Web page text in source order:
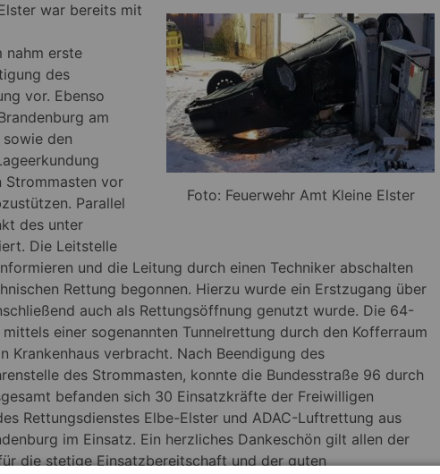
Foto: Feuerwehr Amt Kleine Elster
war bereits mit
nahm erste
des
vor. Ebenso
am
den
Strommasten vor
Parallel
des unter
Die Leitstelle
und die Leitung durch einen Techniker abschalten
Rettung begonnen. Hierzu wurde ein Erstzugang über
auch als Rettungsöffnung genutzt wurde. Die 64-
einer sogenannten Tunnelrettung durch den Kofferraum
verbracht. Nach Beendigung des
des Strommasten, konnte die Bundesstraße 96 durch
befanden sich 30 Einsatzkräfte der Freiwilligen
Rettungsdienstes Elbe-Elster und ADAC-Luftrettung aus
im Einsatz. Ein herzliches Dankeschön gilt allen der
die stetige Einsatzbereitschaft und der guten